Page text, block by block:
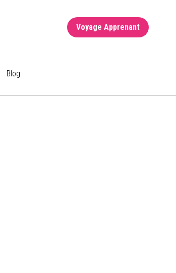
Blog
Voyage Apprenant
Blog
Voyage Apprenant